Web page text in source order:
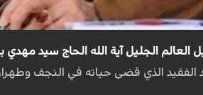
العالم الجليل آية الله الحاج سيد مهدي
الفقيد الذي قضى حياته في النجف